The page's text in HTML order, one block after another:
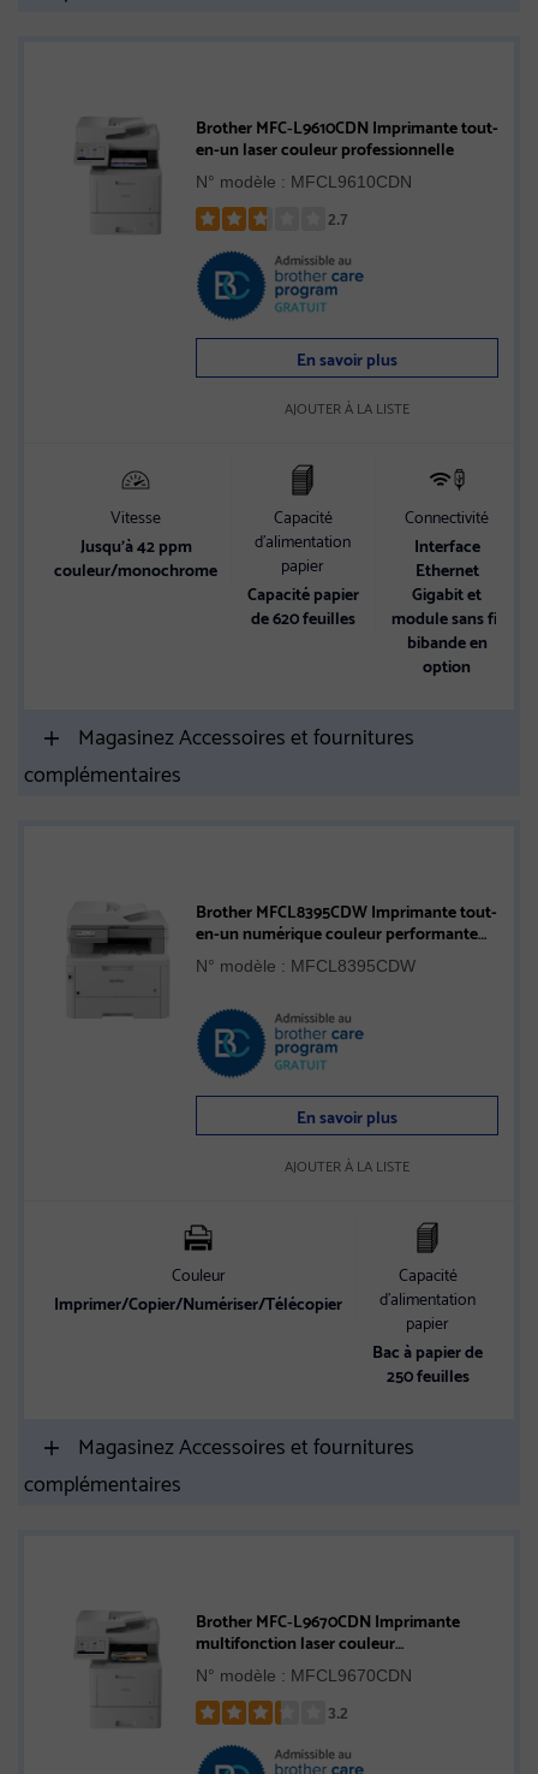
Brother MFC‐L9610CDN Imprimante tout-
en-un laser couleur professionnelle
N° modèle : MFCL9610CDN
2.7
2.7
out
of
5
En savoir plus
AJOUTER À LA LISTE
Vitesse
Jusqu’à 42 ppm
couleur/monochrome
Capacité
d’alimentation
papier
Capacité papier
de 620 feuilles
Connectivité
Interface
Ethernet
Gigabit et
module sans fil
bibande en
option
Magasinez Accessoires et fournitures
complémentaires
Brother MFCL8395CDW Imprimante tout-
en-un numérique couleur performante
avec réseautage sans fil et impression,
copie et numérisation recto verso
N° modèle : MFCL8395CDW
En savoir plus
AJOUTER À LA LISTE
Couleur
Imprimer/Copier/Numériser/Télécopier
Capacité
d’alimentation
papier
Bac à papier de
250 feuilles
Magasinez Accessoires et fournitures
complémentaires
Brother MFC‐L9670CDN Imprimante
multifonction laser couleur
professionnelle et performante
N° modèle : MFCL9670CDN
3.2
3.2